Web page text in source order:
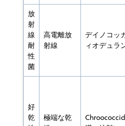
放
射
線
耐
性
菌
高電離放
射線
デイノコッ
ィオデュラ
好
乾
極端な乾